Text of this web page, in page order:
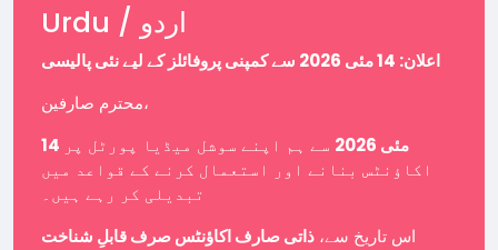
Urdu / اردو
اعلان: 14 مئی 2026 سے کمپنی پروفائلز کے لیے نئی پالیسی
محترم صارفین،
14 مئی 2026
سے ہم اپنے سوشل میڈیا پورٹل پر
اکاؤنٹس بنانے اور استعمال کرنے کے قواعد میں
تبدیلی کر رہے ہیں۔
اس تاریخ سے، ذاتی صارف اکاؤنٹس صرف قابلِ شناخت